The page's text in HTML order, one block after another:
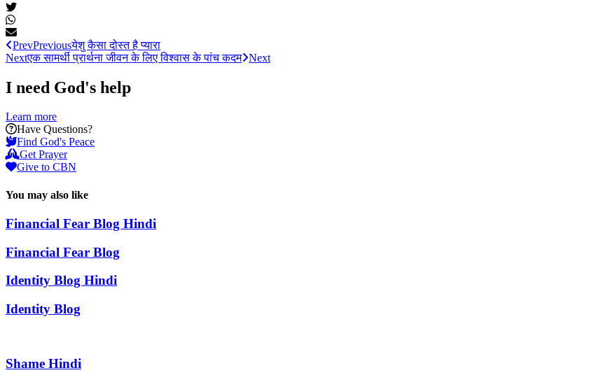
PrevPreviousयेशु कैसा दोस्त है प्यारा
Nextएक सामर्थी प्रार्थना जीवन के लिए विश्वास के पांच कदम Next
I need God's help
Learn more
Have Questions?
Find God's Peace
Get Prayer
Give to CBN
You may also like
Financial Fear Blog Hindi
Financial Fear Blog
Identity Blog Hindi
Identity Blog
Shame Hindi